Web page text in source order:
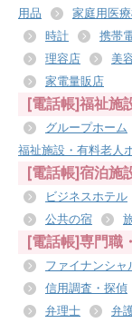
用品
家庭用医
時計
携帯
理容店
美
家電量販店
[電話帳]福祉施
グループホーム
福祉施設・有料老人
[電話帳]宿泊施
ビジネスホテル
公共の宿
[電話帳]専門職
ファイナンシャ
信用調査・探偵
弁理士
弁